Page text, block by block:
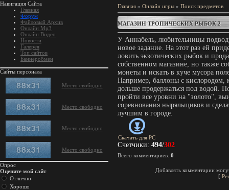
Навигация Сайта
Главная
Форум
Файловый Архив
Онлайн Mp3
Онлайн Видео
Новости
Галерея
Топ сайтов
Баннеробмен
Сайты персонала
Место свободно
Место свободно
Место свободно
Место свободно
Опрос
Оцените мой сайт
Отлично
Хорошо
Главная » Онлайн игры » Поиск предметов
МАГАЗИН ТРОПИЧЕСКИХ РЫБОК 2
У Аннабель, любительницы
новое задание. На этот раз ей
ловить экзотических рыбок и
собственном магазине, но также
монеты и искать в куче мусора
Например, баллоны с кислородом,
дольше продержаться под водой.
пройти все уровни на "золото",
соревнования ныряльщиков и
лучшим в городе.
Скачать для PC
Счетчики: 494/302
Всего комментариев: 0
Добавлять комментарии
[